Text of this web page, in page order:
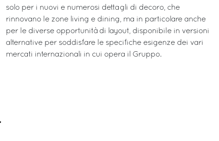
solo per i nuovi e numerosi dettagli di decoro, che
rinnovano le zone living e dining, ma in particolare anche
per le diverse opportunità di layout, disponibile in versioni
alternative per soddisfare le specifiche esigenze dei vari
mercati internazionali in cui opera il Gruppo.